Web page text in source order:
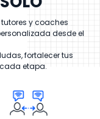
y coaches
desde el
fortalecer tus
etapa.